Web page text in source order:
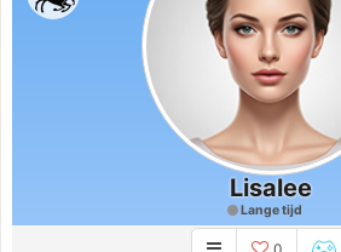
Lisalee
Lange tijd